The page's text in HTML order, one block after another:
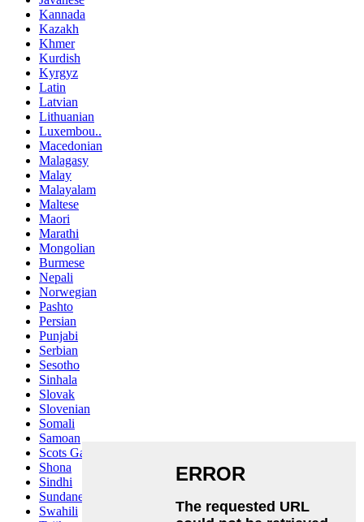
Kannada
Kazakh
Khmer
Kurdish
Kyrgyz
Latin
Latvian
Lithuanian
Luxembou..
Macedonian
Malagasy
Malay
Malayalam
Maltese
Maori
Marathi
Mongolian
Burmese
Nepali
Norwegian
Pashto
Persian
Punjabi
Serbian
Sesotho
Sinhala
Slovak
Slovenian
Somali
Samoan
Scots Gaelic
Shona
Sindhi
Sundanese
Swahili